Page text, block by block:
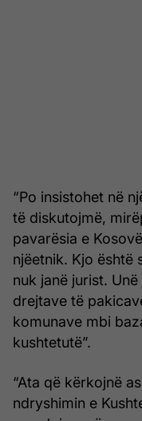
“Po insistohet në
të diskutojmë,
pavarësia e
njëetnik. Kjo është
nuk janë jurist.
drejtave të
komunave mbi
kushtetutë”.
“Ata që kërkojnë
ndryshimin e